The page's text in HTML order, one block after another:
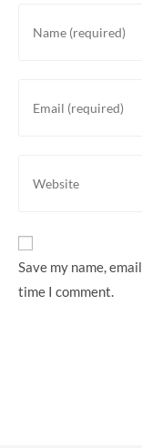
your
username
your
your
URL
Save my name,
time I comment.